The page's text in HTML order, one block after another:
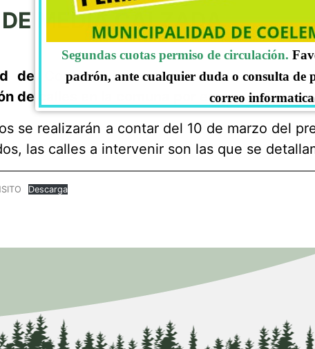
DE MEDIA CALZADA
de Coelemu informa cierre de media
de calles en la comuna por emergencias.
se realizarán a contar del 10 de marzo del
las calles a intervenir son las que se
Descarga
Segundas cuotas permiso de circulación.
padrón, ante cualquier duda o consulta de
correo